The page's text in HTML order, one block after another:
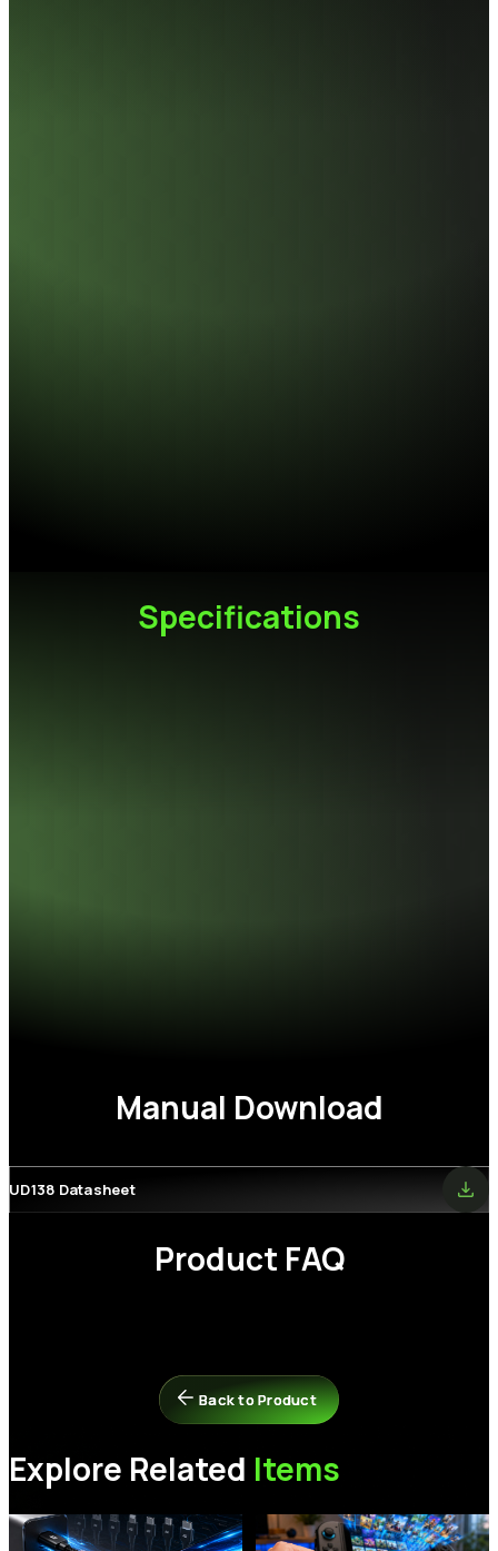
Specifications
Manual Download
UD138 Datasheet
Product FAQ
為什麼安裝新記憶體後，我的電腦無法開機？
請嘗試以下排解步驟：
清單。
化。請使用橡皮擦輕輕擦拭清潔。
Back to Product
Back to Product
Explore Related Items